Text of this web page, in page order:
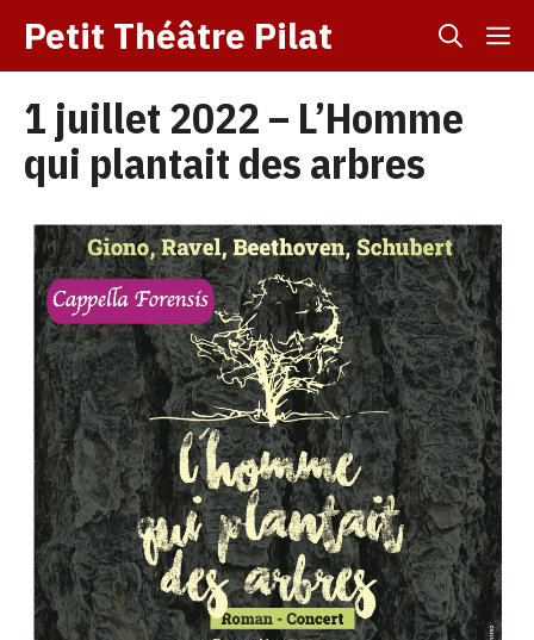
contenu
Petit Théâtre Pilat
1 juillet 2022 – L’Homme
qui plantait des arbres